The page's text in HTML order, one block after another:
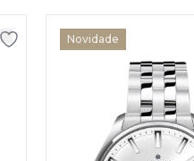
Novidade